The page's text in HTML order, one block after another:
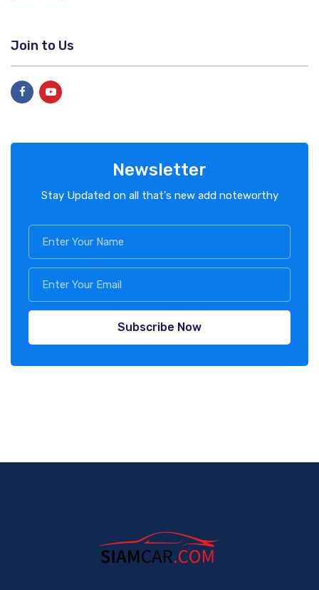
Join to Us
Newsletter
Stay Updated on all that's new add noteworthy
Subscribe Now